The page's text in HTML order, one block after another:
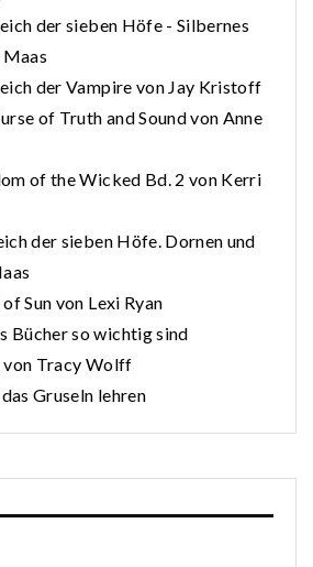
der sieben Höfe - Silbernes
Maas
der Vampire von Jay Kristoff
of Truth and Sound von Anne
of the Wicked Bd. 2 von Kerri
der sieben Höfe. Dornen und
Sun von Lexi Ryan
Bücher so wichtig sind
von Tracy Wolff
Gruseln lehren